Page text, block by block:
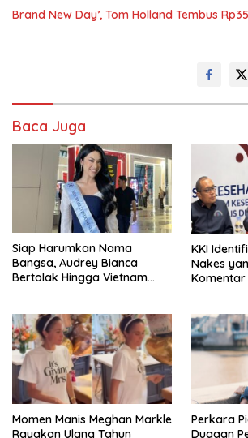
Brand New Day’, Tom Holland Tembus
Baca Juga
Siap Harumkan Nama
Bangsa, Audrey Bianca
Bertolak Hingga Vietnam
KKI
Nakes
Momen Manis Meghan Markle
Rayakan Ulang Tahun
Perkara
Dugaan